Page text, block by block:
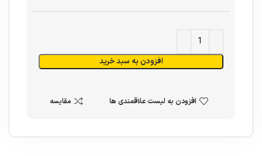
افزودن به سبد خرید
افزودن به لیست علاقمندی ها مقایسه